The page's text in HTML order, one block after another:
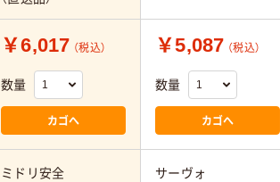
￥6,017 （税込）
数量
カゴへ
￥5,087 （税込）
数量
カゴへ
ミドリ安全 サーヴォ